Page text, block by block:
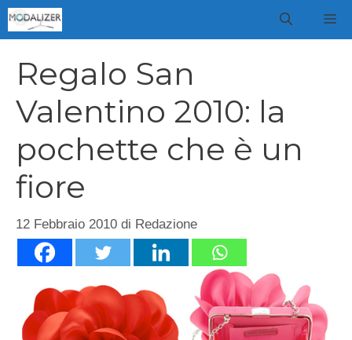
Vai
al
Regalo San
Valentino 2010: la
pochette che è un
fiore
12 Febbraio 2010 di Redazione